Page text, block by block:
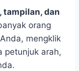
tampilan, dan
orang
mengklik
petunjuk arah,